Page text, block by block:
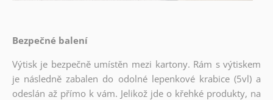
Bezpečné balení
Výtisk je bezpečně umístěn mezi kartony. Rám s výtiskem
je následně zabalen do odolné lepenkové krabice (5vl) a
odeslán až přímo k vám. Jelikož jde o křehké produkty, na